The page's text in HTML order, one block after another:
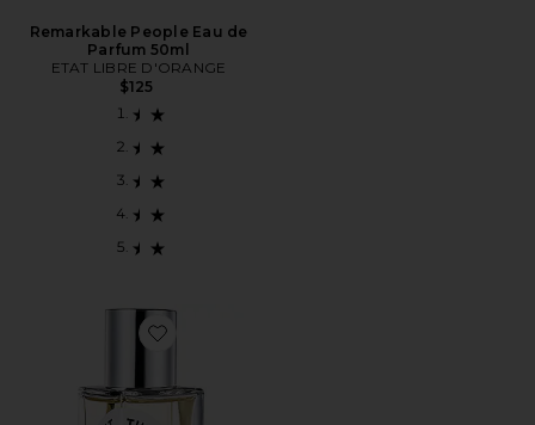
Remarkable People Eau de
Parfum 50ml
ETAT LIBRE D'ORANGE
$125
Favorite Exit The King Eau de Parfum 50ml